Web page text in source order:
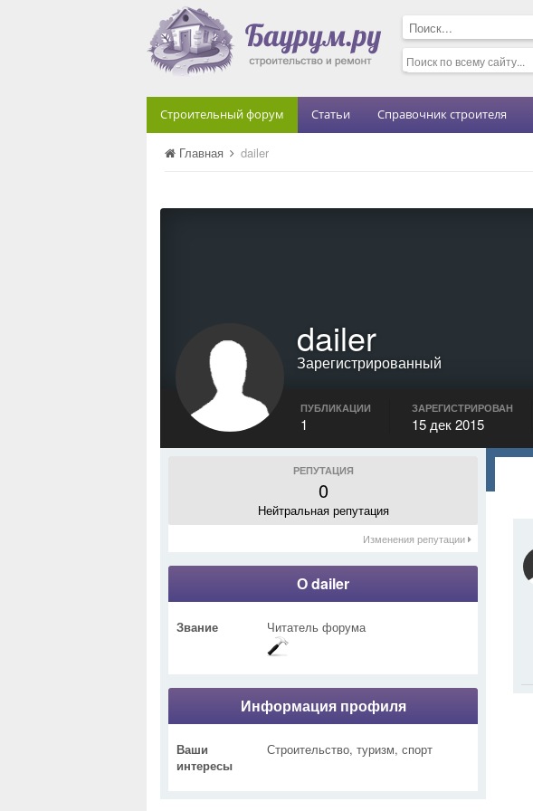
Строительный форум Статьи Справочник строителя
Главная dailer
dailer
Зарегистрированный
ПУБЛИКАЦИИ
1
ЗАРЕГИСТРИРОВАН
15 дек 2015
РЕПУТАЦИЯ
0
Нейтральная репутация
Изменения репутации
О dailer
Звание Читатель форума
Информация профиля
Ваши
интересы
Строительство, туризм, спорт